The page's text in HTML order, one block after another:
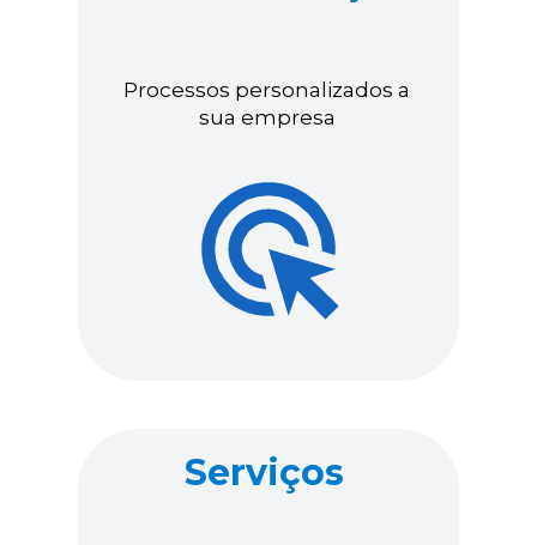
Serviços
Processos personalizados a
sua empresa